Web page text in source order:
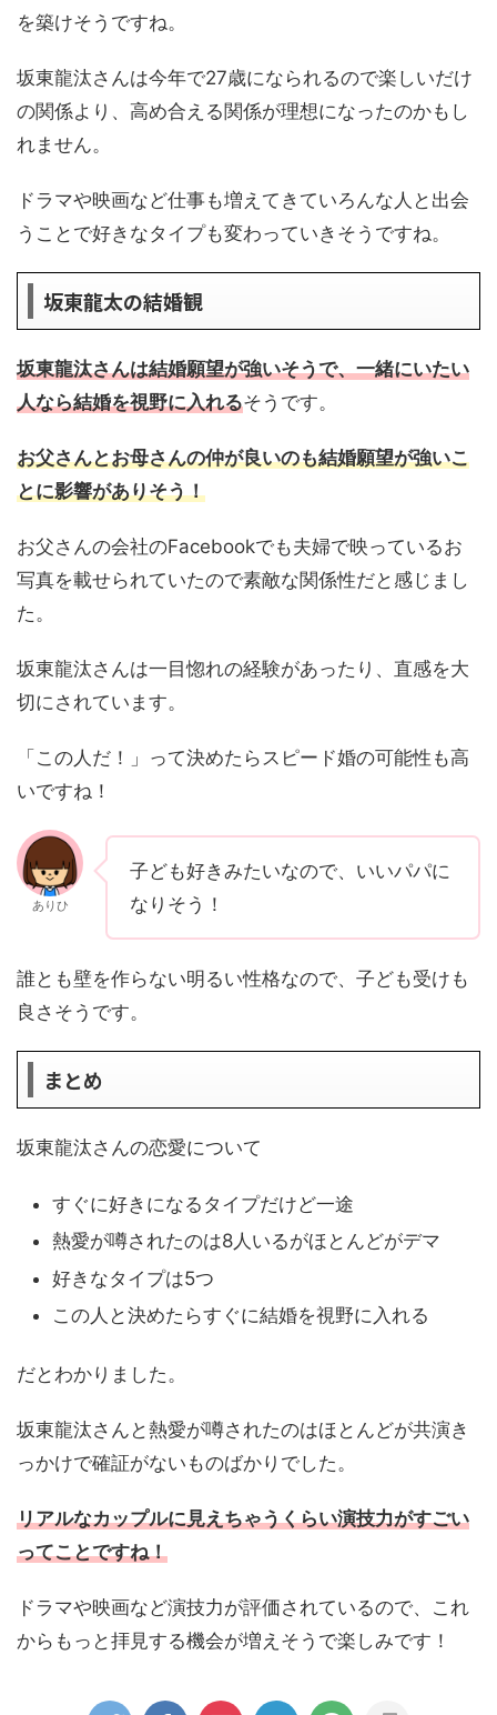
を築けそうですね。
坂東龍汰さんは今年で27歳になられるので楽しいだけ
の関係より、高め合える関係が理想になったのかもし
れません。
ドラマや映画など仕事も増えてきていろんな人と出会
うことで好きなタイプも変わっていきそうですね。
坂東龍太の結婚観
坂東龍汰さんは結婚願望が強いそうで、一緒にいたい
人なら結婚を視野に入れるそうです。
お父さんとお母さんの仲が良いのも結婚願望が強いこ
とに影響がありそう！
お父さんの会社のFacebookでも夫婦で映っているお
写真を載せられていたので素敵な関係性だと感じまし
た。
坂東龍汰さんは一目惚れの経験があったり、直感を大
切にされています。
「この人だ！」って決めたらスピード婚の可能性も高
いですね！
ありひ
子ども好きみたいなので、いいパパに
なりそう！
誰とも壁を作らない明るい性格なので、子ども受けも
良さそうです。
まとめ
坂東龍汰さんの恋愛について
すぐに好きになるタイプだけど一途
熱愛が噂されたのは8人いるがほとんどがデマ
好きなタイプは5つ
この人と決めたらすぐに結婚を視野に入れる
だとわかりました。
坂東龍汰さんと熱愛が噂されたのはほとんどが共演き
っかけで確証がないものばかりでした。
リアルなカップルに見えちゃうくらい演技力がすごい
ってことですね！
ドラマや映画など演技力が評価されているので、これ
からもっと拝見する機会が増えそうで楽しみです！